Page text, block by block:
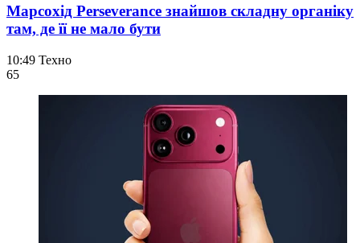
Марсохід Perseverance знайшов складну органіку
там, де її не мало бути
10:49 Техно
65